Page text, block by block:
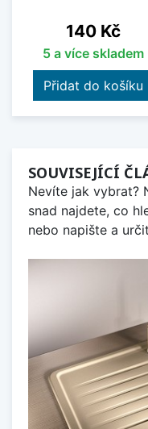
Cena
140 Kč
5 a více skladem
Přidat do košíku
SOUVISEJÍCÍ
Nevíte jak vybrat?
snad najdete, co
nebo napište a